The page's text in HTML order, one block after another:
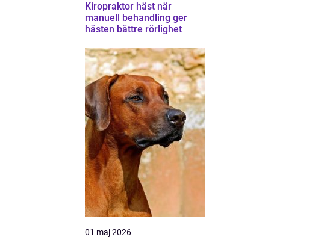
Kiropraktor häst när
manuell behandling ger
hästen bättre rörlighet
01 maj 2026